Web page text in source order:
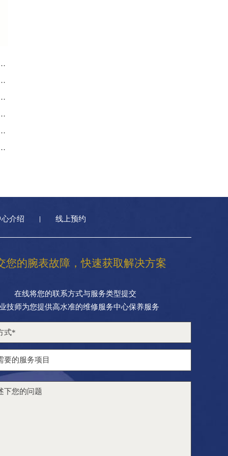
址与售后热线权威信息通告（2026年7月最新）
及官方售后热线权威信息公告（2026年7月最新）
地址与电话权威信息公告（2026年7月最新）
与售后服务电话权威信息通告（2026年7月最新）
址和官方热线权威信息公示（2026年7月最新）
及门店官方地址权威信息公告（2026年7月最新）
心介绍 线上预约
您的腕表故障，快速获取解决方案
在线将您的联系方式与服务类型提交
技师为您提供高水准的维修服务中心保养服务